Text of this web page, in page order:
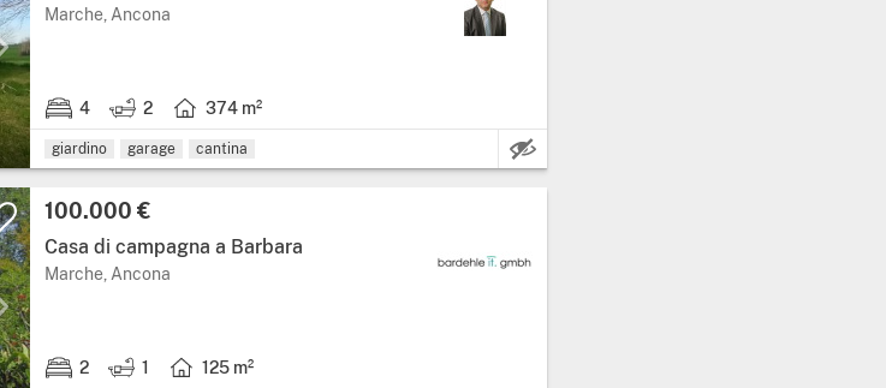
Marche, Ancona
4
4 stanze da letto.
2
2 bagni. 374 m²
Superficie abitabile: 374 metri quadrati.
giardino garage cantina
Prezzo:
100.000 €
Casa di campagna a Barbara
Marche, Ancona Regione: Marche, provincia: Ancona.
2
2 stanze da letto.
1
1 bagno. 125 m²
Superficie abitabile: 125 metri quadrati.